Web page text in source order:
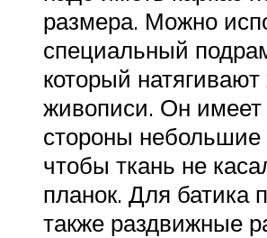
размера. Можно
специальный
который
живописи. Он имеет
стороны небольшие
чтобы ткань не
планок. Для батика
также раздвижные